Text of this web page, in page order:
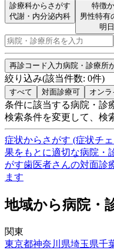
診療科からさがす
代謝・内分泌内科
特徴
男性特有
明
再診コード入力病院・診療所
絞り込み(該当件数: 0件)
すべて 対面診療可 オン
条件に該当する病院・診
検索条件を変更して、検
症状からさがす (症状チ
果をもとに適切な病院・
がす歯医者さんの対面診
ます
地域から病院・
関東
東京都神奈川県埼玉県千